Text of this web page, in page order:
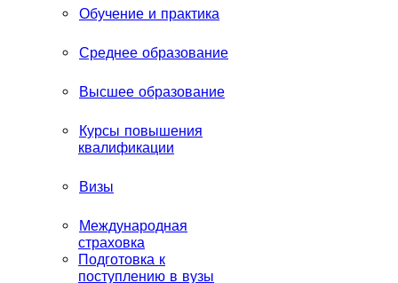
Обучение и практика
Среднее образование
Высшее образование
Курсы повышения
квалификации
Визы
Международная
страховка
Подготовка к
поступлению в вузы